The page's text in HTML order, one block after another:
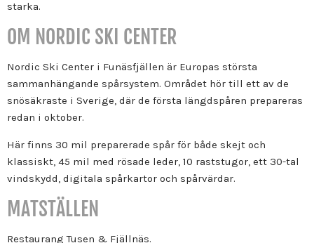
starka.
OM NORDIC SKI CENTER
Nordic Ski Center i Funäsfjällen är Europas största
sammanhängande spårsystem. Området hör till ett av de
snösäkraste i Sverige, där de första längdspåren prepareras
redan i oktober.
Här finns 30 mil preparerade spår för både skejt och
klassiskt, 45 mil med rösade leder, 10 raststugor, ett 30-tal
vindskydd, digitala spårkartor och spårvärdar.
MATSTÄLLEN
Restaurang Tusen & Fjällnäs.